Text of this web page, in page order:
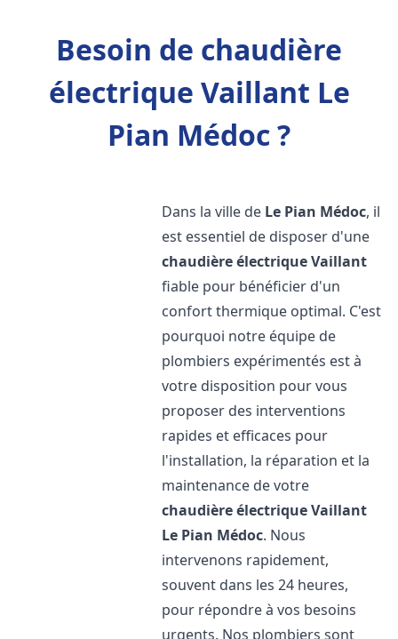
Besoin de chaudière
électrique Vaillant Le
Pian Médoc ?
Dans la ville de Le Pian Médoc, il
est essentiel de disposer d'une
chaudière électrique Vaillant
fiable pour bénéficier d'un
confort thermique optimal. C'est
pourquoi notre équipe de
plombiers expérimentés est à
votre disposition pour vous
proposer des interventions
rapides et efficaces pour
l'installation, la réparation et la
maintenance de votre
chaudière électrique Vaillant
Le Pian Médoc. Nous
intervenons rapidement,
souvent dans les 24 heures,
pour répondre à vos besoins
urgents. Nos plombiers sont